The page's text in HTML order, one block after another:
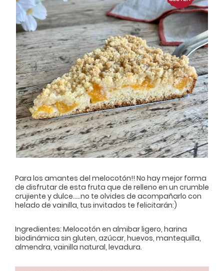
Para los amantes del melocotón!! No hay mejor forma
de disfrutar de esta fruta que de relleno en un crumble
crujiente y dulce…..no te olvides de acompañarlo con
helado de vainilla, tus invitados te felicitarán:)
Ingredientes: Melocotón en almibar ligero, harina
biodinámica sin gluten, azúcar, huevos, mantequilla,
almendra, vainilla natural, levadura.